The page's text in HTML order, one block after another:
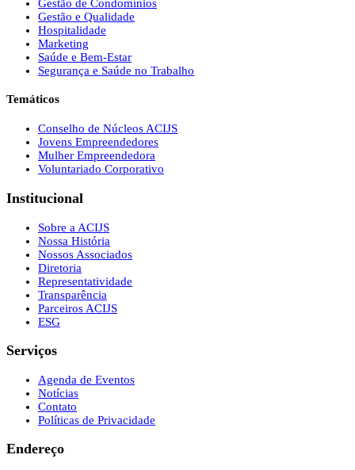
Gestão de Condomínios
Gestão e Qualidade
Hospitalidade
Marketing
Saúde e Bem-Estar
Segurança e Saúde no Trabalho
Temáticos
Conselho de Núcleos ACIJS
Jovens Empreendedores
Mulher Empreendedora
Voluntariado Corporativo
Institucional
Sobre a ACIJS
Nossa História
Nossos Associados
Diretoria
Representatividade
Transparência
Parceiros ACIJS
ESG
Serviços
Agenda de Eventos
Notícias
Contato
Políticas de Privacidade
Endereço